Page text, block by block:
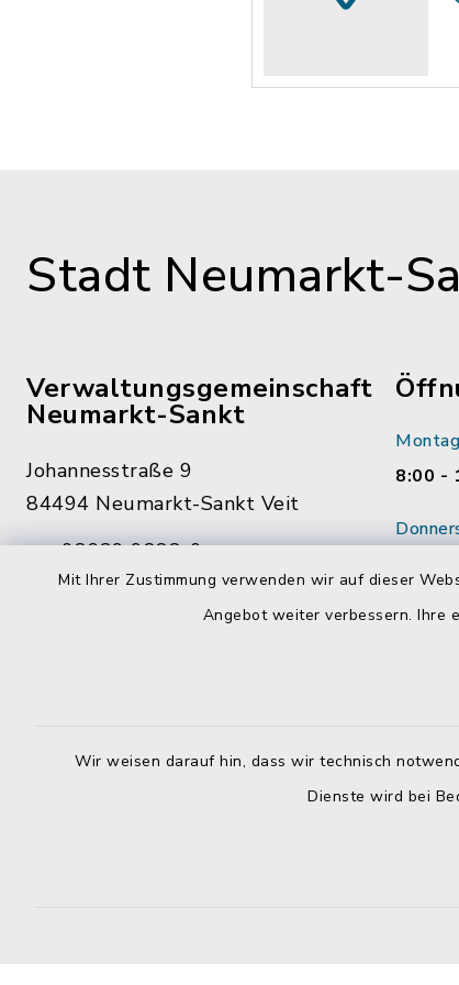
Mit Ihrer Zustimmung verwenden wir auf dieser
Angebot weiter verbessern. Ihre
Wir weisen darauf hin, dass wir technisch
Dienste wird bei
Stadt Neumarkt-
Verwaltungsgemeinschaft
Neumarkt-Sankt
Johannesstraße 9
84494 Neumarkt-Sankt Veit
08639 9888-0
08639 9888-28
vg@neumarkt-sankt-veit.de
8:00 -
Wenn